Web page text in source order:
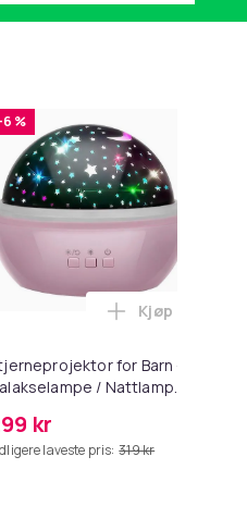
projektor - USB i
fjernkontroll i handlekurven
sittende Night Light /
%
for Barn -
/ Nattlampe
kr
laveste pris: 319 kr
Legg
Kjøp